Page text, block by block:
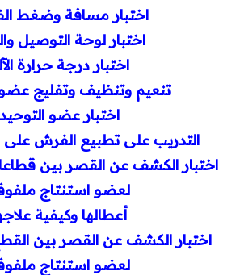
اختبار مسافة وضغط
اختبار لوحة التوصيل
اختبار درجة حرارة
تنعيم وتنظيف وتفليج عضو
اختبار عضو التوحيد
التدريب على تطبيع الفرش
اختبار الكشف عن القصر بين
لعضو استنتاج
أعطالها وكيفية
اختبار الكشف عن القصر بين
لعضو استنتاج